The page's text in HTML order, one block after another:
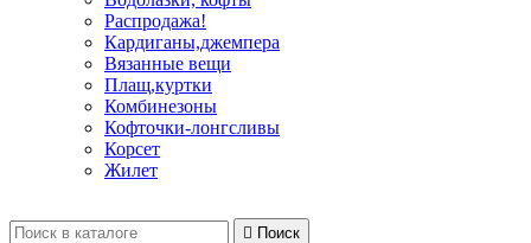
Распродажа!
Кардиганы,джемпера
Вязанные вещи
Плащ,куртки
Комбинезоны
Кофточки-лонгсливы
Корсет
Жилет
 Поиск